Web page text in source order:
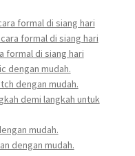
formal di siang hari
formal di siang hari
formal di siang hari
dengan mudah.
dengan mudah.
demi langkah untuk
mudah.
dengan mudah.